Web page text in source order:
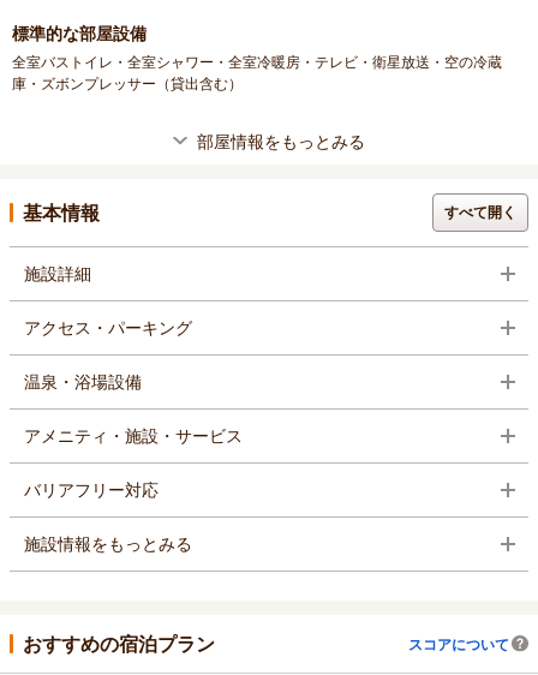
標準的な部屋設備
全室バストイレ・全室シャワー・全室冷暖房・テレビ・衛星放送・空の冷蔵
庫・ズボンプレッサー（貸出含む）
部屋情報をもっとみる
基本情報 すべて開く
施設詳細
アクセス・パーキング
温泉・浴場設備
アメニティ・施設・サービス
バリアフリー対応
施設情報をもっとみる
おすすめの宿泊プラン スコアについて